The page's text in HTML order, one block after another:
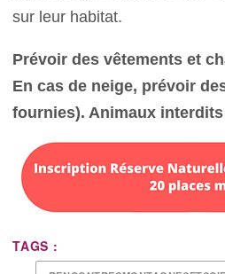
sur leur habitat.
Prévoir des vêtements et
En cas de neige, prévoir
fournies). Animaux interdits
TAGS :